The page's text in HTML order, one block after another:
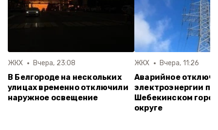
ЖКХ Вчера, 23:08
В Белгороде на нескольких
улицах временно отключили
наружное освещение
ЖКХ Вчера, 11:26
Аварийное
электроэнергии
Шебекинском
округе